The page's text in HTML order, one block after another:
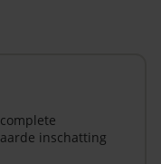
inschatting